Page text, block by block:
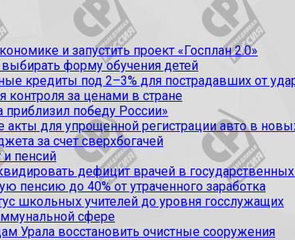
и запустить проект «Госплан 2.0»
форму обучения детей
кредиты под 2–3% для пострадавших от
контроля за ценами в стране
победу России»
для упрощенной регистрации авто в
за счет сверхбогачей
и пенсий
дефицит врачей в
пенсию до 40% от утраченного заработка
школьных учителей до уровня госслужащих
сфере
Урала восстановить очистные сооружения